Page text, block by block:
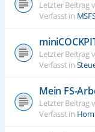
Letzter Beitrag
Verfasst in
Letzter Beitrag
Verfasst in
Mein FS-
Letzter Beitrag
Verfasst in